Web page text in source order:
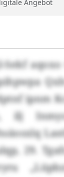
Angebot
ipnm
ilj
29.